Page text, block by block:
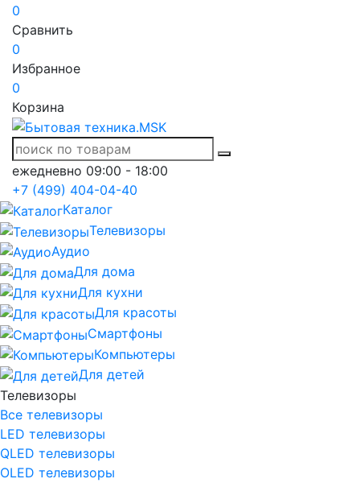
0
Сравнить
0
Избранное
0
Корзина
ежедневно 09:00 - 18:00
+7 (499) 404-04-40
Каталог
Телевизоры
Аудио
Для дома
Для кухни
Для красоты
Смартфоны
Компьютеры
Для детей
Телевизоры
Все телевизоры
LED телевизоры
QLED телевизоры
OLED телевизоры